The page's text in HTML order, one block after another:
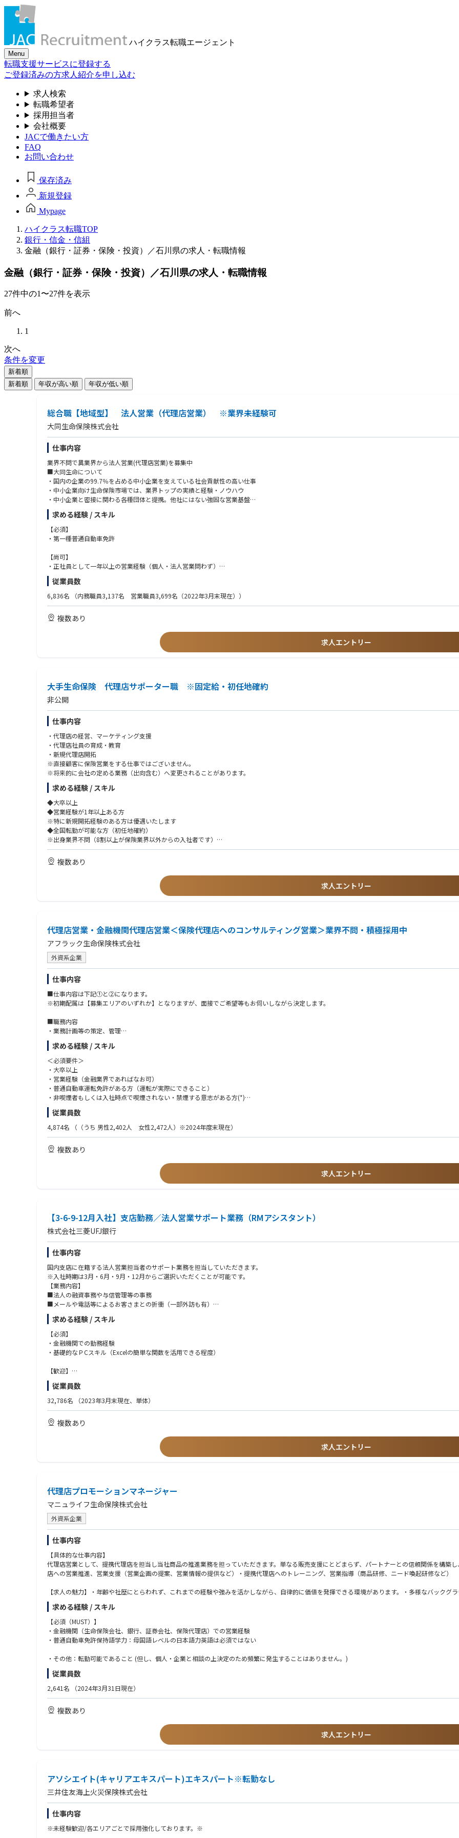
ハイクラス転職エージェント
Menu
転職支援サービスに登録する
ご登録済みの方求人紹介を申し込む
求人検索
転職希望者
採用担当者
会社概要
JACで働きたい方
FAQ
お問い合わせ
保存済み
新規登録
Mypage
ハイクラス転職TOP
銀行・信金・信組
金融（銀行・証券・保険・投資）／石川県の求人・転職情報
金融（銀行・証券・保険・投資）／石川県の求人・転職情報
27件中の1〜27件を表示
前へ
1
次へ
条件を変更
新着順
新着順
年収が高い順 年収が低い順
総合職【地域型】 法人営業（代理店営業） ※業界未経験可
大同生命保険株式会社
仕事内容
業界不問で異業界から法人営業(代理店営業)を募集中
■大同生命について
・国内の企業の99.7％を占める中小企業を支えている社会貢献性の高い仕事
・中小企業向け生命保険市場では、業界トップの実績と経験・ノウハウ
・中小企業と密接に関わる各種団体と提携。他社にはない強固な営業基盤
・企業経営のリスクや借入の観点からのコンサルティング提案
※飛び込みの営業はなし
※親戚や友人への勧誘は一切なし
※業務に関わる交通費は全額会社で負担
①代理店営業担当
・チームでの協働（個人での目標設定はなし）
②法人営業担当
※営業職員としての採用ではありません。
エリア型での採用となり転勤は発生しません。
■配属について 下記エリアで転居を伴う転勤はなし ※各拠点募集中！ ※各拠点で若干名採用です。
【首都圏】
東京都豊島区東池袋１－５－６ ビック池袋東口ビル８階「東京北ＴＫＣ企業保険支社」
千葉市中央区新宿２－５－３ 千葉大同生命ビル６階「千葉税理士推進支社」
【北海道】
札幌市中央区北三条西３－１ 大同生命札幌ビル１２階「北海道ＴＫＣ企業保険支社」
旭川市四条通１０－左７ アルファ旭川ビル２階「北海道ＴＫＣ企業保険支社 道北推進課」
【関信越地区】
新潟県新潟市中央区上大川前通六番町１２１４－２ 大同生命新潟ビル３階「東日本税理士推進支社北関東信越税理士推進営業部 新潟推進課」
松本市本庄１－３－１０ 松本博労町ビル３階「長野ＴＫＣ企業保険支社」
長野市南千歳１－１２－７ 新正和ビル５階「長野ＴＫＣ企業保険支社 長野推進課」
諏訪市四賀赤沼１７３０－１ メイクイットビル２階「長野ＴＫＣ企業保険支社 諏訪推進課」
前橋市南町３－９－５ 大同生命前橋ビル４階「群馬ＴＫＣ企業保険支社」
水戸市桜川１－１－２５ 大同生命水戸ビル３階「茨城ＴＫＣ企業保険支社 水戸推進課」
神栖市大野原３丁目２－１０ パレスビルⅢ ２０２号室「茨城ＴＫＣ企業保険支社 鹿島推進課」
長岡市今朝白１－８－１８ 長岡センタービル２階「新潟ＴＫＣ企業保険支社 長岡推進課」
埼玉県さいたま市大宮区桜木町４－３３３－１３ 大同生命さいたま大宮ビル３階「東日本税理士推進支社」
宇都宮市大通４－１－１８ 宇都宮大同生命ビル４階「東日本税理士推進支社北関東信越税理士推進営業部 宇都宮推進課」
富山市本町９－１０ ＹＳＧ富山センタービル５階「金沢支社北陸税理士共済営業部 富山推進課」※税理士代理店担当
富山市本町９－１０ ＹＳＧ富山センタービル５階「北陸ＴＫＣ企業保険支社 富山推進課」
【東海地区】
岡崎市明大寺町字菩提円１３－２ 大同生命岡崎ビル２階「東海税理士共済支社 西三河推進課」
豊橋市白河町６１ タ－ミナル・プラザ４階「東海税理士共済支社 東三河推進課」
静岡県浜松市中央区元城町２１６－１８ 浜松大同生命ビル８階「東海税理士共済支社 浜松推進課」
名古屋市千種区覚王山通８－１４ 税理士会ビル５階「名古屋税理士推進支社」
静岡市葵区黒金町５９－６ 大同生命静岡ビル４階「静岡ＴＫＣ企業保険支社」
浜松市中央区元城町２１６－１８ 浜松大同生命ビル３階「浜松ＴＫＣ企業保険支社」
【近畿地区】
兵庫県神戸市中央区栄町通１－２－７ 大同生命神戸ビル３階「兵庫税理士推進支社」
和歌山県和歌山市西汀丁３８ Ｒｅｇｕｌｕｓビル２階「南近畿ＴＫＣ企業保険支社 阪和ＴＫＣ営業部」
【中国地区】
広島市中区紙屋町１－２－２７ 大同生命広島ビル５階「中国税理士共済支社」
岡山市北区蕃山町９－１９ 岡山大同生命ビル７階「広島支社 中国代理店営業部（岡山駐在）」
鳥取県鳥取市富安２－１５９ 久本ビル４階「中国ＴＫＣ企業保険支社山陰ＴＫＣ営業部」
福山市霞町１－２－１１ 太陽生命福山ビル７階「中国西ＴＫＣ企業保険支社 福山推進課」
周南市本町１－３ 大同生命徳山ビル５階「中国西ＴＫＣ企業保険支社 徳山推進課」
徳島市八百屋町３－２６ ゲ－トウェイ徳島ビル４階「四国ＴＫＣ企業保険支社 徳島推進課」
【九州地区(北九州、沖縄)】
沖縄県那覇市前島３－１－１５ 大同生命那覇ビル３階「九州ＴＫＣ企業保険支社 沖縄推進課」
熊本県熊本市中央区中央街３－８ 熊本大同生命ビル３階「南九州税理士推進支社」
福岡県北九州市小倉北区鍛冶町１－１０－１０ 大同生命北九州ビル５階「九州代理店支社 北九州代理店推進課」
※エリアのため将来的に、一定地域内において転居を伴わない勤務地の変更の可能性がございます※
■キャリアパス
・モデルケース（地域型）
１年目 約５２０万円 営業スタッフ 税理士代理店へのサポート営業
５年目 約６３０万円 営業スタッフ（昇格） 税理士代理店へのサポート営業
８年目 約８００万円 本社管理職 本社営業企画（チャレンジキャリア制度利用、本社希望する場合）
１３年目 約９６０万円 営業管理職
※入社時年齢２７歳／前職 他業界（未経験者）
※産休・育休取得推奨（取得率は男女100%）
求める経験 / スキル
【必須】
・第一種普通自動車免許
【尚可】
・正社員として一年以上の営業経験（個人・法人営業問わず）
・金融機関での営業経験
従業員数
6,836名 （内務職員3,137名 営業職員3,699名（2022年3月末現在））
複数あり
求人エントリー
大手生命保険 代理店サポーター職 ※固定給・初任地確約
非公開
仕事内容
・代理店の経営、マーケティング支援
・代理店社員の育成・教育
・新規代理店開拓
※直接顧客に保険営業をする仕事ではございません。
※将来的に会社の定める業務（出向含む）へ変更されることがあります。
求める経験 / スキル
◆大卒以上
◆営業経験が1年以上ある方
※特に新規開拓経験のある方は優遇いたします
◆全国転勤が可能な方（初任地確約）
※出身業界不問（8割以上が保険業界以外からの入社者です）
※運転免許必須
複数あり
求人エントリー
代理店営業・金融機関代理店営業＜保険代理店へのコンサルティング営業＞業界不問・積極採用中
アフラック生命保険株式会社
外資系企業
仕事内容
■仕事内容は下記①と②になります。
※初期配属は【募集エリアのいずれか】となりますが、面接でご希望等もお伺いしながら決定します。
■職務内容
・業務計画等の策定、管理
・代理店の教育、指導、管理
・販売チャネルの開拓、開発
・団体、お客様への対応
・募集管理業務
・担当代理店における個人情報管理の強化に関する対策の実施
・保険契約事務に関する各種業務
① 【個人・法人代理店営業】
代理店営業は、系列企業を持つ代理店を担当する法人代理店営業と、系列企業を持たない個人代理店を中心にエリア戦略を実行する個人代理店営業
も、代理店を様々な側面からサポートしていきます。仕事内容は、マーケットの分析や、より効率的・効果的な販売方法の企画、資料の制作など多岐
② 【金融機関代理店営業】
金融機関代理店に対する推進策の立案・提案や、研修および支店フォローを行う、または行う人員の管理・指導などを行います。推進策の立案・提
画、資料の制作を行うなど、業務は多岐にわたります。
2024年をゴールとした中期経営戦略を策定し、5つの戦略を実行することで「生きる」を作るリーディングカンパニーへの飛躍を目指します。
＜5つの戦略＞
1、多様な人財の力を引き出す人材マネジメント
2、「生きる」を作るエコシステム戦略
3、持続的成長に向けたファイナンス戦略
5、積極的で機動的な業務執行を促進する今日子なガバナンスとERM戦略
その中でも更なるアフラックの成長の為には「人材が活躍する事」を重要視しており、以下の様なスローガンを掲げております。
＜スローガン＞
「多様な人財が自律的に働き、強みを活かし、最大限に力を発揮しながら、主体的にキャリア構築できる環境を実現する」
＜具体的な取り組み＞
■AflacCafé
希望する自己啓発セミナーへの参加をはじめ、通信教育やビジネススクールの受講料やセミナーや業務に関連する各種試験の受験料などを、年間5万
意欲があり、希望する社員は、職務記述書をベースに「キャリア開発計画書」を作成し、上司や会社は、社員の自律的なキャリア形成・能力開発を支
■海外、国内留学制度
国内外の大学院へ最大2年間の留学を通じて、次世代のアフラックの経営を担うための高度な能力を修得、その能力発揮を期待する制度です。
求める経験 / スキル
＜必須要件＞
・大卒以上
・営業経験（金融業界であればなお可）
・普通自動車運転免許がある方（運転が実際にできること）
・非喫煙者もしくは入社時点で喫煙されない・禁煙する意志がある方(*)
＜歓迎要件＞
以下いずれかの経験
・法人営業の実務経験
・生保業界/損保業界での代理店営業の経験
(*)当社は「『生きる』を創るリーディングカンパニー」として、そして何よりも社員の健康維持・増進のために、「2028年までに社員の喫煙率を
す。上記背景より入社時点で非喫煙者であることを募集要項に記載しています。
従業員数
4,874名 （（うち 男性2,402人 女性2,472人）※2024年度末現在）
複数あり
求人エントリー
【3-6-9-12月入社】支店勤務／法人営業サポート業務（RMアシスタント）
株式会社三菱UFJ銀行
仕事内容
国内支店に在籍する法人営業担当者のサポート業務を担当していただきます。
※入社時期は3月・6月・9月・12月からご選択いただくことが可能です。
【業務内容】
■法人の融資事務や与信管理等の事務
■メールや電話等によるお客さまとの折衝（一部外訪も有）
■行内関係各部との連携
【キャリアパス】
営業サポート領域での専門性を高めるキャリアのほか、ご本人が希望する場合は営業担当者や他領域へ挑戦することも可能です。
求める経験 / スキル
【必須】
・金融機関での勤務経験
・基礎的なＰCスキル（Excelの簡単な関数を活用できる程度）
【歓迎】
・銀行の融資事務や預為事務またはそれに準じた職務経験を有する方
従業員数
32,786名 （2023年3月末現在、単体）
複数あり
求人エントリー
代理店プロモーションマネージャー
マニュライフ生命保険株式会社
外資系企業
仕事内容
【具体的な仕事内容】
代理店営業として、提携代理店を担当し当社商品の推進業務を担っていただきます。単なる販売支援にとどまらず、パートナーとの信頼関係を構築
店への営業推進、営業支援（営業企画の提案、営業情報の提供など）・提携代理店へのトレーニング、営業指導（商品研修、ニード喚起研修など）
【求人の魅力】・年齢や社歴にとらわれず、これまでの経験や強みを活かしながら、自律的に価値を発揮できる環境があります。・多様なバックグ
おり、組織としての柔軟性と包容力があります。・一人ひとりに大きな裁量が与えられており、自身の意思と判断で挑戦し、成果を生み出すことが
土があり、日々の業務を通じて経営視点・戦略的思考を養うことができます。・「人が魅力」と語る社員も多く、営業部門においても協業・称賛の
す。・在宅勤務やフルフレックス制度など、柔軟な働き方が可能で、ワークライフバランスを重視しながら高いパフォーマンスを発揮できます。
【求める人物像】市場の変化をチャンスと捉え、自ら考え、動き、成果を生み出す——そんな当事者意識とチャレンジ精神を持つ方を歓迎します。ご
【入社後の教育体制・研修内容】入社後は、営業部門が実施する集合研修（座学・ロールプレイングなど）を通じて、金融知識や商品理解を体系的
たオーダーメイドの研修やOJTを実施し、実務に即した学びを継続的に提供します。日常業務においても、チームメンバーによるサポート体制が整
いくことができます。
【今後のキャリア】希望や適性が尊重される環境のもと、自らのキャリアを主体的に描き、着実にステップアップしていくことが可能です。定期的
化し、成長に必要な業務へのアサインが行われます。成果はプロセスも含めて正当に評価され、意欲と能力次第では、営業部長やチームリーダーな
【企業風土】当社のミッション “あなたの未来にわかりやすさを。” を実現するため、人＝社員にフォーカスした企業風土が大切にされています。
■勤務地以外求める経験値について
勤務地： 東京、大阪、名古屋、札幌、仙台、金沢、広島、福岡
東京本社と大阪と名古屋の支社では、経験者を優先的に選考いたします
仙台、金沢、札幌、広島、福岡の支社における採用では、下記に該当することを前提とし、募集要項に満たない場合でも、第二新卒の方も対象とし
求める経験 / スキル
【必須（MUST）】
・金融機関（生命保険会社、銀行、証券会社、保険代理店）での営業経験
・普通自動車免許保持語学力：母国語レベルの日本語力英語は必須ではない
・その他：転勤可能であること (但し、個人・企業と相談の上決定のため頻繁に発生することはありません。)
従業員数
2,641名 （2024年3月31日現在）
複数あり
求人エントリー
アソシエイト(キャリアエキスパート)エキスパート※転勤なし
三井住友海上火災保険株式会社
仕事内容
※未経験歓迎/各エリアごとで採用強化しております。※